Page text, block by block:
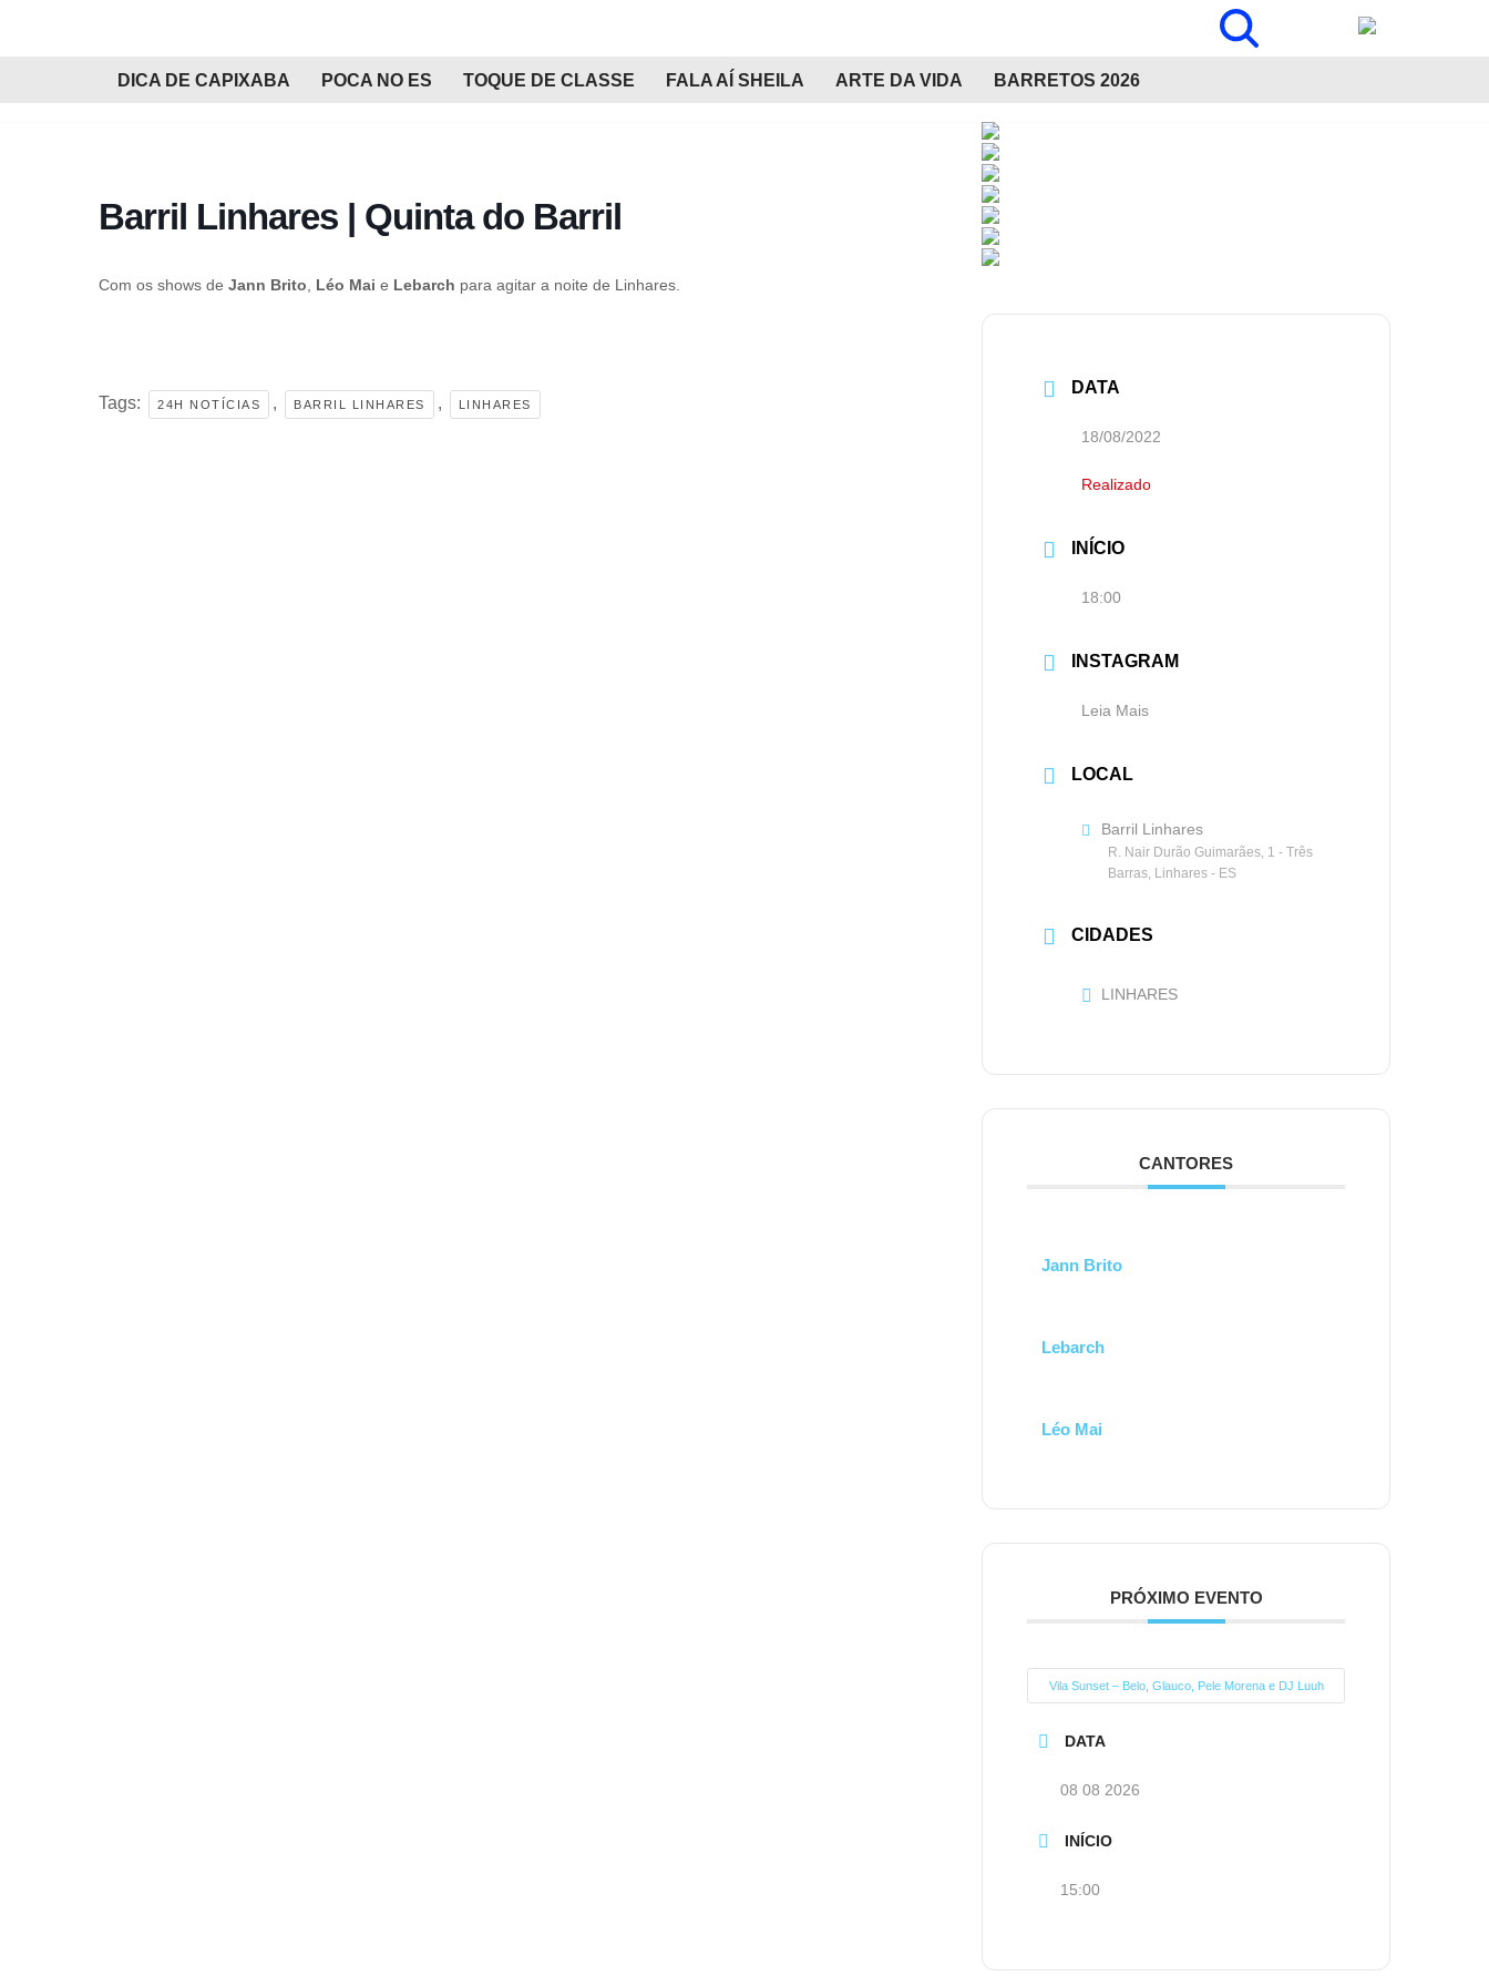
DICA DE CAPIXABA POCA NO ES TOQUE DE CLASSE FALA AÍ SHEILA ARTE DA VIDA BARRETOS 2026
Barril Linhares | Quinta do Barril
Com os shows de Jann Brito Léo Mai e Lebarch para agitar a noite de Linhares.
Tags: 24H NOTÍCIAS , BARRIL LINHARES , LINHARES
DATA
18/08/2022
Realizado
INÍCIO
18:00
INSTAGRAM
Leia Mais
LOCAL
Barril Linhares
R. Nair Durão Guimarães, 1 - Três
Barras, Linhares - ES
CIDADES
LINHARES
CANTORES
Jann Brito
Lebarch
Léo Mai
PRÓXIMO EVENTO
Vila Sunset – Belo, Glauco, Pele Morena e DJ Luuh
DATA
08 08 2026
INÍCIO
15:00